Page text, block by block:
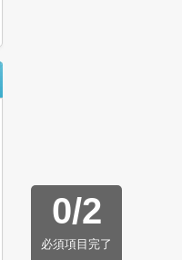
0/2
必須項目完了